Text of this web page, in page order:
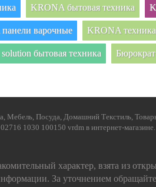
KRONA бытовая техника
варочные KRONA
бытовая техника Бюрократ
Посуда, Домашний Текстиль,
1030 100150 vrdm в интернет-
характер, взята из
За уточнением